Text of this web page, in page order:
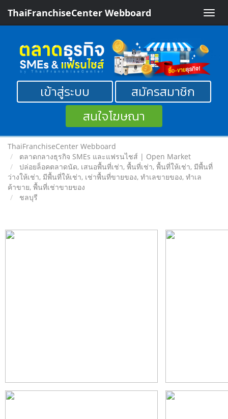
Toggle
ThaiFranchiseCenter Webboard
เข้าสู่ระบบ
สมัครสมาชิก
สนใจโฆษณา
ThaiFranchiseCenter Webboard
ตลาดกลางธุรกิจ SMEs และแฟรนไชส์ | Open Market
ปล่อยล็อคตลาดนัด, เสนอพื้นที่เช่า, พื้นที่เช่า, พื้นที่ให้เช่า, มีพื้นที่
ว่างให้เช่า, มีพื้นที่ให้เช่า, เช่าพื้นที่ขายของ, ทําเลขายของ, ทำเล
ค้าขาย, พื้นที่เช่าขายของ
ชลบุรี